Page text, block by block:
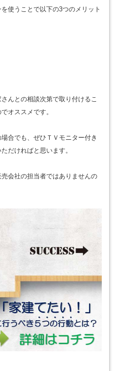
使うことで以下の3つのメリット
んとの相談次第で取り付けるこ
オススメです。
合でも、ぜひＴＶモニター付き
だければと思います。
会社の担当者ではありませんの